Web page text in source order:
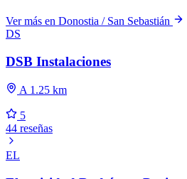
Ver más en Donostia / San Sebastián
DS
DSB Instalaciones
A 1.25 km
5
44 reseñas
EL